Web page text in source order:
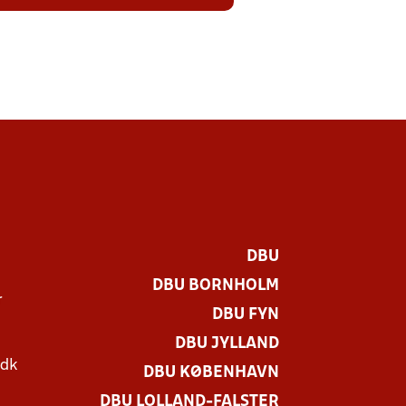
DBU
DBU BORNHOLM
DBU FYN
DBU JYLLAND
DBU KØBENHAVN
DBU LOLLAND-FALSTER